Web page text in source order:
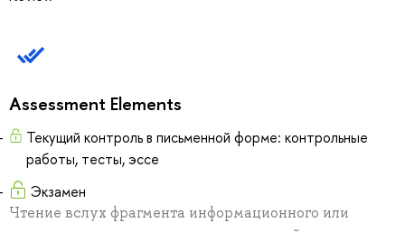
Assessment Elements
Текущий контроль в письменной форме: контрольные
работы, тесты, эссе
Экзамен
Чтение вслух фрагмента информационного или